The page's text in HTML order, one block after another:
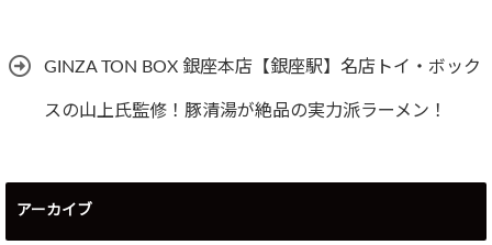
GINZA TON BOX 銀座本店【銀座駅】名店トイ・ボック
スの山上氏監修！豚清湯が絶品の実力派ラーメン！
アーカイブ